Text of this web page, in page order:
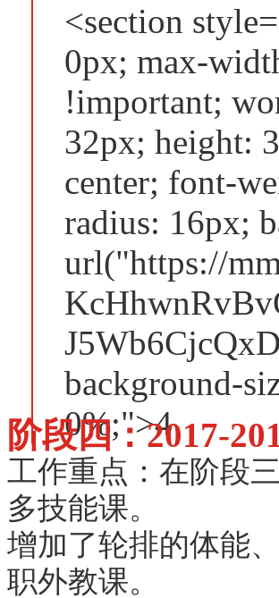
<section
0px; max-
!important;
32px; height:
center; font-
radius: 16px;
url("https://
background-
0%;">4
阶段四：2017-
工作重点：在阶段
多技能课。
增加了轮排的体能
职外教课。